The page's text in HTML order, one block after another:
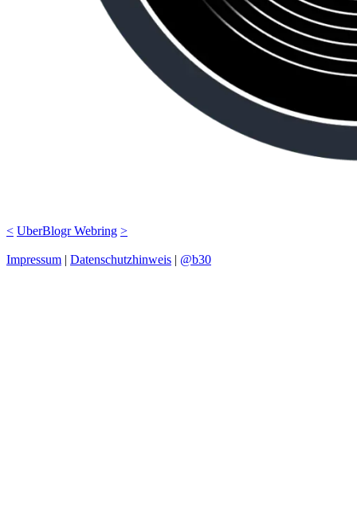
< UberBlogr Webring >
Impressum | Datenschutzhinweis | @b30